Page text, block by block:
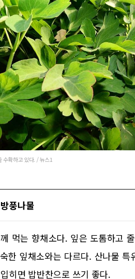
수확하고 있다. / 뉴스1
풍나물
먹는 향채소다. 잎은 도톰하고
한 잎채소와는 다르다. 산나물
히면 밥반찬으로 쓰기 좋다.